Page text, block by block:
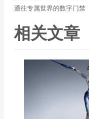
通往专属世界的数字门禁
相关文章